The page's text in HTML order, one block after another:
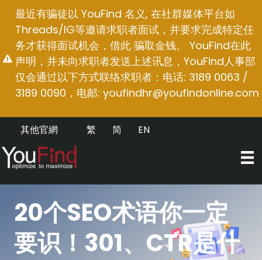
最近有骗徒以 YouFind 名义, 在社群媒体平台如
Threads/IG等邀请求职者面试，并要求完成特定任
务才获得面试机会，借此 骗取金钱。 YouFind在此
声明，并未向求职者发送上述讯息，YouFind人事部
仅会通过以下方式联络求职者：电话: 3189 0063 /
3189 0090，电邮: youfindhr@youfindonline.com
其他官網 EN
简
繁
20个SEO术语你一定
要识！301、CTR是什